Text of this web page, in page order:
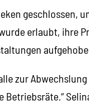
geschlossen,
erlaubt, ihre
zur
Betriebsräte.“